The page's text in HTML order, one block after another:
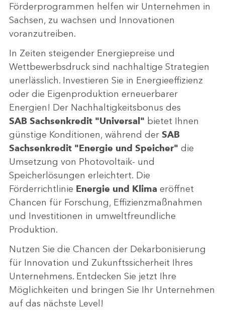
Förderprogrammen helfen wir Unternehmen in
Sachsen, zu wachsen und Innovationen
voranzutreiben.
In Zeiten steigender Energiepreise und
Wettbewerbsdruck sind nachhaltige Strategien
unerlässlich. Investieren Sie in Energieeffizienz
oder die Eigenproduktion erneuerbarer
Energien! Der Nachhaltigkeitsbonus des
SAB Sachsenkredit "Universal" bietet Ihnen
günstige Konditionen, während der SAB
Sachsenkredit "Energie und Speicher" die
Umsetzung von Photovoltaik- und
Speicherlösungen erleichtert. Die
Förderrichtlinie Energie und Klima eröffnet
Chancen für Forschung, Effizienzmaßnahmen
und Investitionen in umweltfreundliche
Produktion.
Nutzen Sie die Chancen der Dekarbonisierung
für Innovation und Zukunftssicherheit Ihres
Unternehmens. Entdecken Sie jetzt Ihre
Möglichkeiten und bringen Sie Ihr Unternehmen
auf das nächste Level!